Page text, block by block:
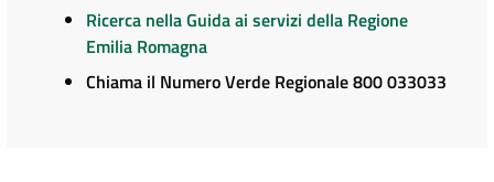
Ricerca nella Guida ai servizi della Regione
Emilia Romagna
Chiama il Numero Verde Regionale 800 033033